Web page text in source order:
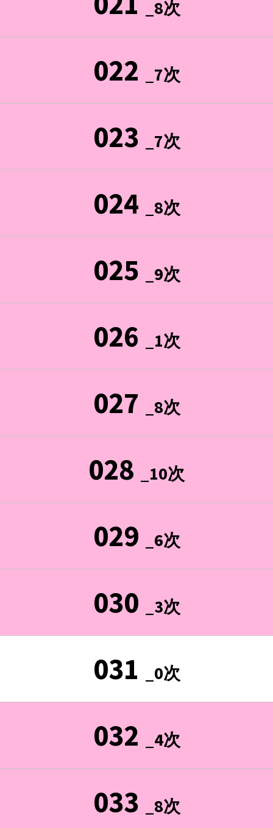
_8次
022 _7次
023 _7次
024 _8次
025 _9次
026 _1次
027 _8次
028 _10次
029 _6次
030 _3次
031 _0次
032 _4次
033 _8次